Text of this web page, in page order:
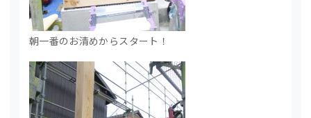
朝一番のお清めからスタート！